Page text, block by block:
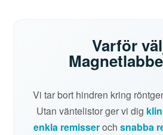
Varför
Vi tar bort hindren kring
Utan väntelistor ger vi dig
enkla remisseroch snabba